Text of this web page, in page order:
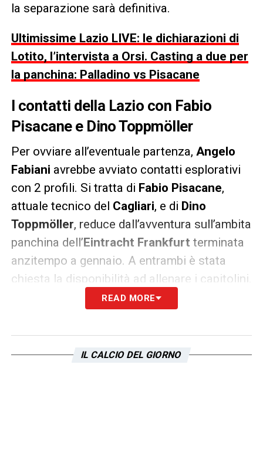
la separazione sarà definitiva.
Ultimissime Lazio LIVE: le dichiarazioni di
Lotito, l’intervista a Orsi. Casting a due per
la panchina: Palladino vs Pisacane
I contatti della Lazio con Fabio
Pisacanee Dino Toppmöller
Per ovviare all’eventuale partenza, Angelo
Fabiani avrebbe avviato contatti esplorativi
con 2 profili. Si tratta di Fabio Pisacane,
attuale tecnico del Cagliari, e di Dino
Toppmöller, reduce dall’avventura sull’ambita
panchina dell’Eintracht Frankfurt terminata
anzitempo a gennaio. A entrambi è stata
chiesta la disponibilità ad allenare i capitolini.
L’intenzione è vagliare alternative solide per
mentre il secondo porterebbe idee tattiche
READ MORE
IL CALCIO DEL GIORNO